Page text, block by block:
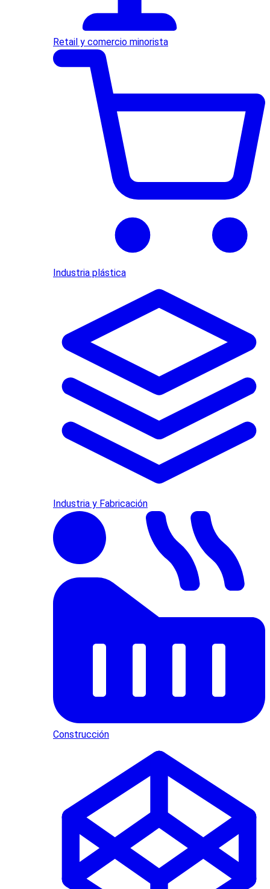
Retail y comercio minorista
Industria plástica
Industria y Fabricación
Construcción